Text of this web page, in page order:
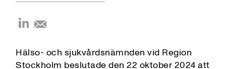
Hälso- och sjukvårdsnämnden vid Region
Stockholm beslutade den 22 oktober 2024 att